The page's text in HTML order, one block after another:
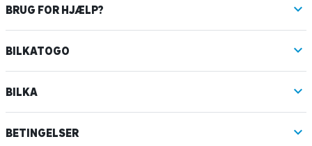
BRUG FOR HJÆLP?
BILKATOGO
BILKA
BETINGELSER